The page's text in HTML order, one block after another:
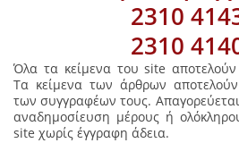
2310
2310
Όλα τα κείμενα του site αποτελούν
Τα κείμενα των άρθρων αποτελούν
των συγγραφέων τους.
αναδημοσίευση μέρους ή
site χωρίς έγγραφη άδεια.